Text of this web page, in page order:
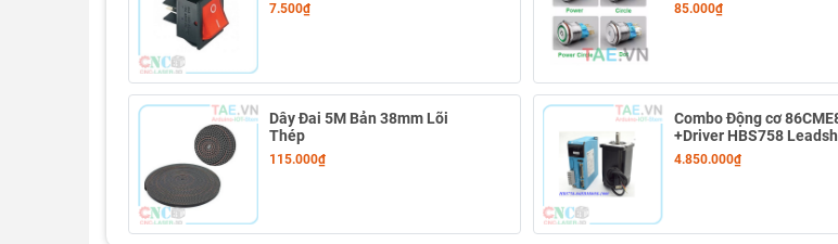
7.500₫ 85.000₫
Dây Đai 5M Bản 38mm Lõi
Thép
115.000₫
Combo Động cơ
+Driver HBS758
4.850.000₫